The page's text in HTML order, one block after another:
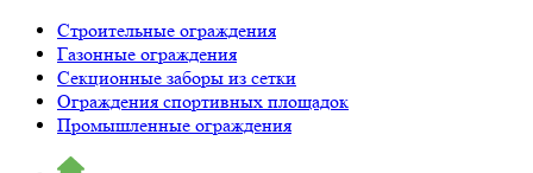
Строительные ограждения
Газонные ограждения
Секционные заборы из сетки
Ограждения спортивных площадок
Промышленные ограждения